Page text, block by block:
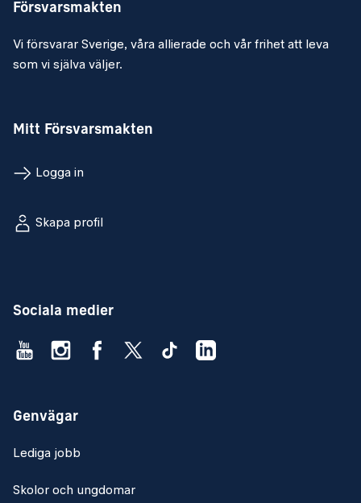
Försvarsmakten
Vi försvarar Sverige, våra allierade och vår frihet att leva
som vi själva väljer.
Mitt Försvarsmakten
Logga in
Skapa profil
Sociala medier
Genvägar
Lediga jobb
Skolor och ungdomar